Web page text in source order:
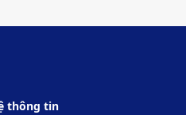
thông tin